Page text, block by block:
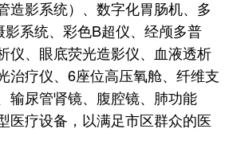
造影系统）、数字化胃肠机、多
系统、彩色B超仪、经颅多普
仪、眼底荧光造影仪、血液透析
治疗仪、6座位高压氧舱、纤维支
输尿管肾镜、腹腔镜、肺功能
医疗设备，以满足市区群众的医